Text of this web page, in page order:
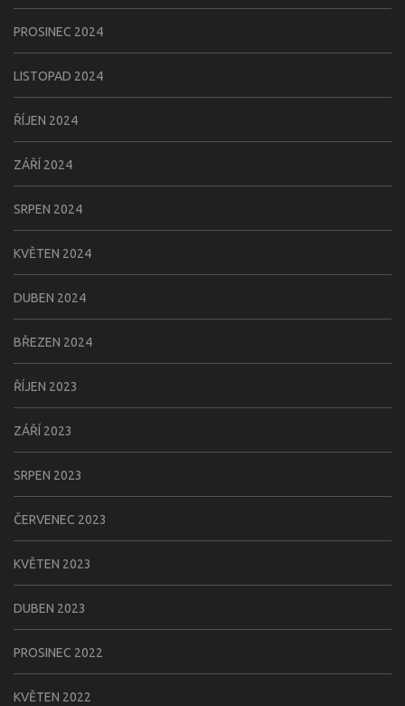
PROSINEC 2024
LISTOPAD 2024
ŘÍJEN 2024
ZÁŘÍ 2024
SRPEN 2024
KVĚTEN 2024
DUBEN 2024
BŘEZEN 2024
ŘÍJEN 2023
ZÁŘÍ 2023
SRPEN 2023
ČERVENEC 2023
KVĚTEN 2023
DUBEN 2023
PROSINEC 2022
KVĚTEN 2022